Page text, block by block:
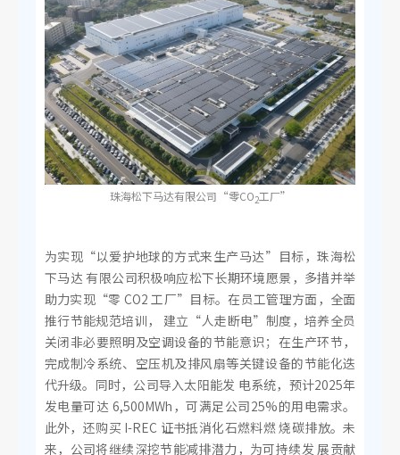
珠海松下马达有限公司“零CO2工厂”
为实现“以爱护地球的方式来生产马达”目标，珠海松
下马达 有限公司积极响应松下长期环境愿景，多措并举
助力实现“零 CO2 工厂”目标。在员工管理方面，全面
推行节能规范培训， 建立“人走断电”制度，培养全员
关闭非必要照明及空调设备的节能意识；在生产环节，
完成制冷系统、空压机及排风扇等关键设备的节能化迭
代升级。同时，公司导入太阳能发 电系统，预计2025年
发电量可达 6,500MWh，可满足公司25%的用电需求。
此外，还购买 I-REC 证书抵消化石燃料燃 烧碳排放。未
来，公司将继续深挖节能减排潜力，为可持续发 展贡献